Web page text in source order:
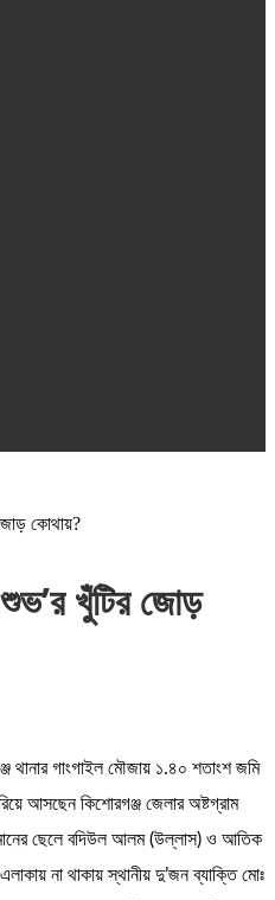
কোথায়?
খুঁটির জোড়
থানার গাংগাইল মৌজায় ১.৪০ শতাংশ জমি
আসছেন কিশোরগঞ্জ জেলার অষ্টগ্রাম
ছেলে বদিউল আলম (উল্লাস) ও আতিক
না থাকায় স্থানীয় দু’জন ব্যাক্তি মোঃ